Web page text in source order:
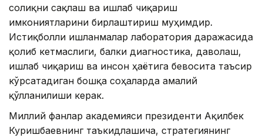
соғлиқни сақлаш ва ишлаб чиқариш
имкониятларини бирлаштириш муҳимдир.
Истиқболли ишланмалар лаборатория даражасида
қолиб кетмаслиги, балки диагностика, даволаш,
ишлаб чиқариш ва инсон ҳаётига бевосита таъсир
кўрсатадиган бошқа соҳаларда амалий
қўлланилиши керак.
Миллий фанлар академияси президенти Ақилбек
Куришбаевнинг таъкидлашича, стратегиянинг